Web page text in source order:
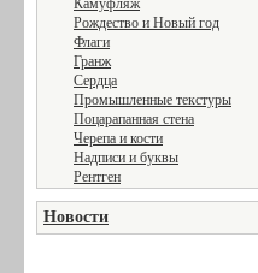
Камуфляж
Рождество и Новый год
Флаги
Гранж
Сердца
Промышленные текстуры
Поцарапанная стена
Черепа и кости
Надписи и буквы
Рентген
Новости